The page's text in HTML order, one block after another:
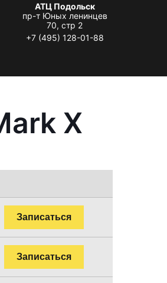
АТЦ Подольск
пр-т Юных ленинцев
70, стр 2
+7 (495) 128-01-88
X
Записаться
Записаться